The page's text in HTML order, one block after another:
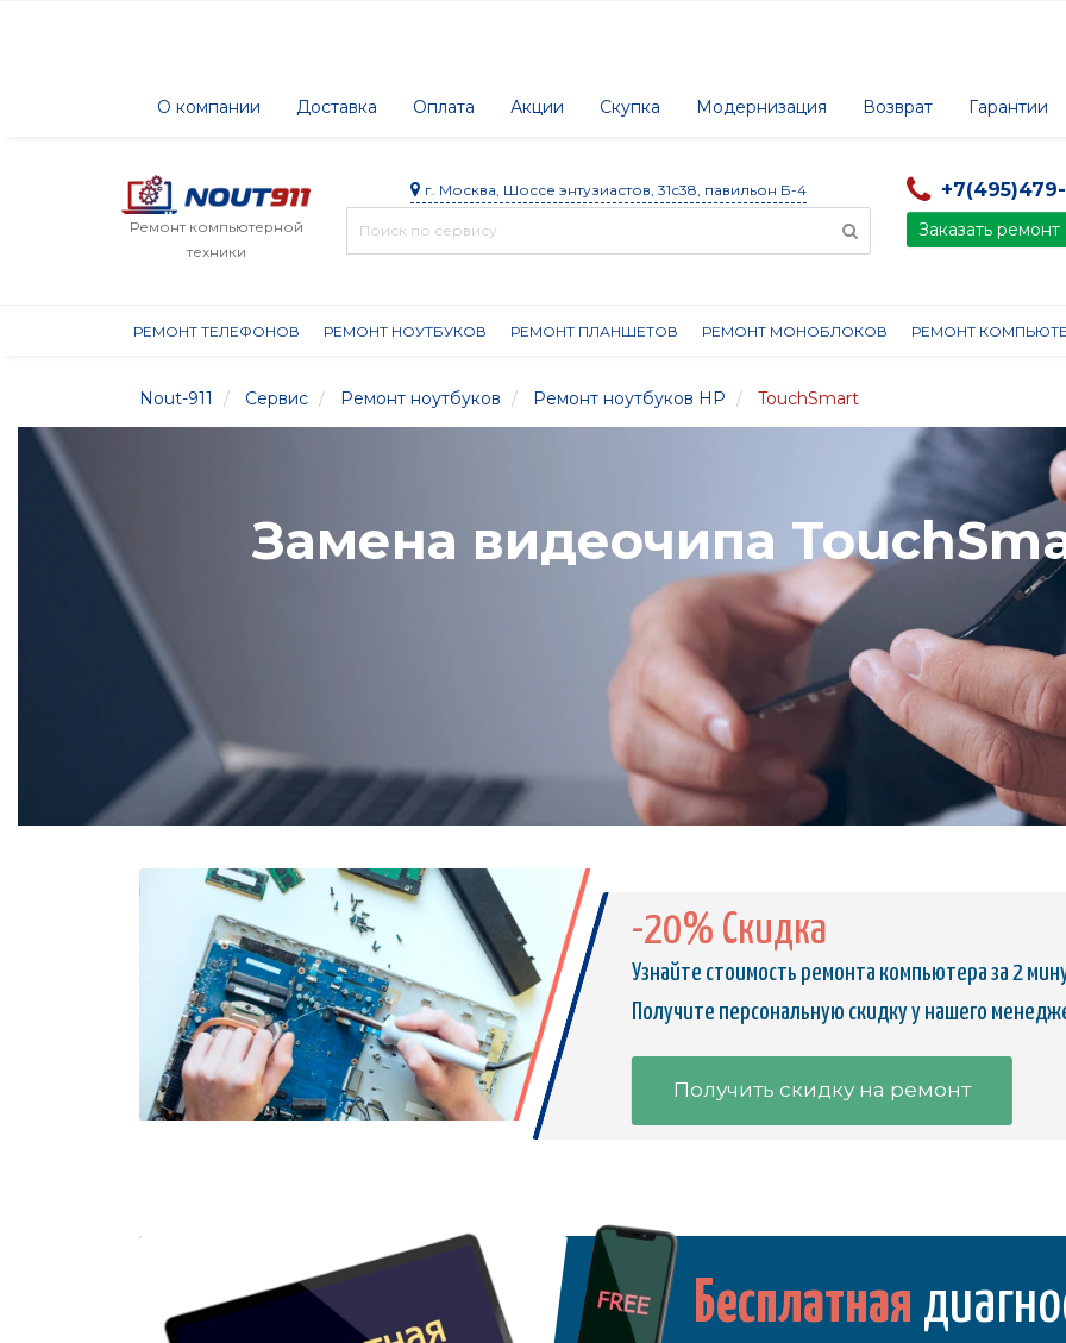
О компании Доставка Оплата Акции Скупка Модернизация Возврат Гарантии
Ремонт компьютерной
техники
г. Москва, Шоссе энтузиастов, 31с38, павильон Б-4
Заказать ремонт
РЕМОНТ ТЕЛЕФОНОВ РЕМОНТ НОУТБУКОВ РЕМОНТ ПЛАНШЕТОВ РЕМОНТ МОНОБЛОКОВ РЕМОНТ
Nout-911 Сервис Ремонт ноутбуков Ремонт ноутбуков HP TouchSmart
Замена видеочипа
-20% Скидка
Узнайте стоимость ремонта компьютера за 2
Получите персональную скидку у нашего
Получить скидку на ремонт
Бесплатная